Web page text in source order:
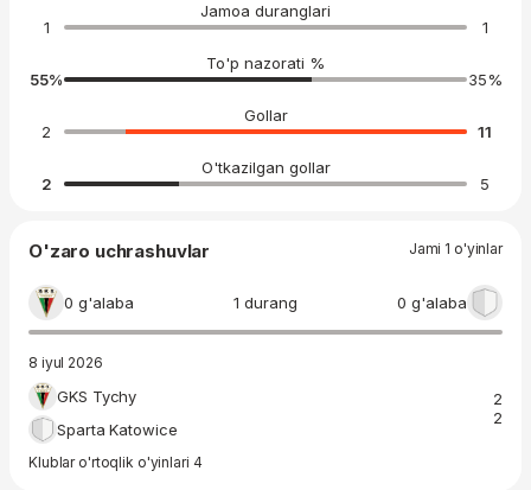
Jamoa duranglari
1
1
To'p nazorati %
55% 35%
Gollar
2
11
O'tkazilgan gollar
2
5
O'zaro uchrashuvlar Jami 1 o'yinlar
0 g'alaba 1 durang 0 g'alaba
8 iyul 2026
GKS Tychy
Sparta Katowice
2
2
Klublar o'rtoqlik o'yinlari 4